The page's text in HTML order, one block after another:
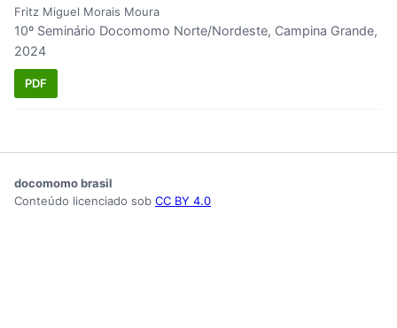
Fritz Miguel Morais Moura
10º Seminário Docomomo Norte/Nordeste, Campina Grande,
2024
PDF
docomomo brasil
Conteúdo licenciado sob CC BY 4.0